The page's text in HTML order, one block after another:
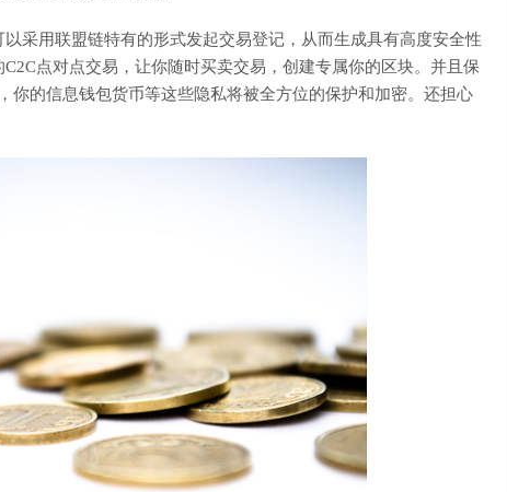
采用联盟链特有的形式发起交易登记，从而生成具有高度安全性
点对点交易，让你随时买卖交易，创建专属你的区块。并且保
你的信息钱包货币等这些隐私将被全方位的保护和加密。还担心